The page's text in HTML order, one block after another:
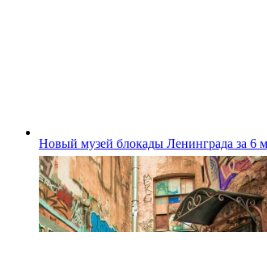
Новый музей блокады Ленинграда за 6